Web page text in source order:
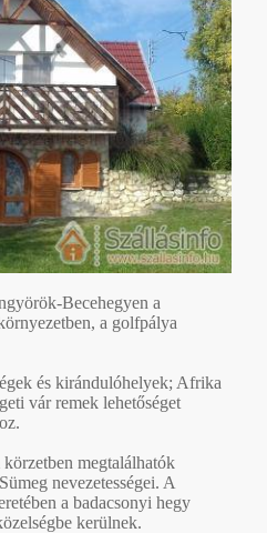
Becehegyen a
a golfpálya
és kirándulóhelyek; Afrika
vár remek lehetőséget
megtalálhatók
nevezetességei. A
a badacsonyi hegy
kerülnek.